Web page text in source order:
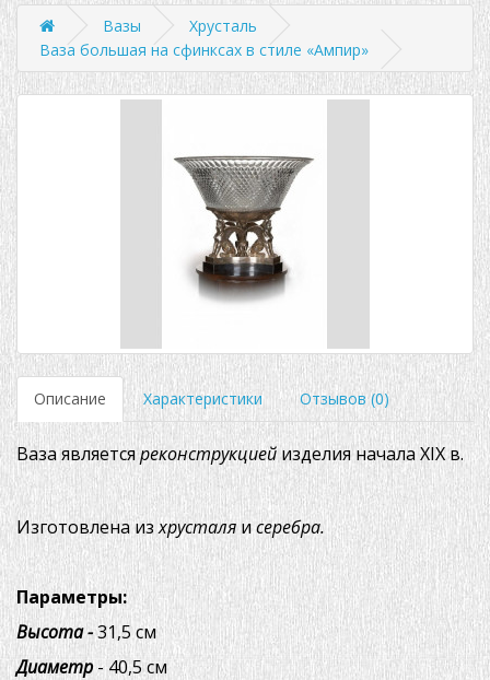
Вазы
Хрусталь
Ваза большая на сфинксах в стиле «Ампир»
Описание Характеристики Отзывов (0)
Ваза являетсяреконструкциейизделия начала XIX в.
Изготовлена изхрусталяисеребра.
Параметры:
Высота -31,5 см
Диаметр- 40,5 см